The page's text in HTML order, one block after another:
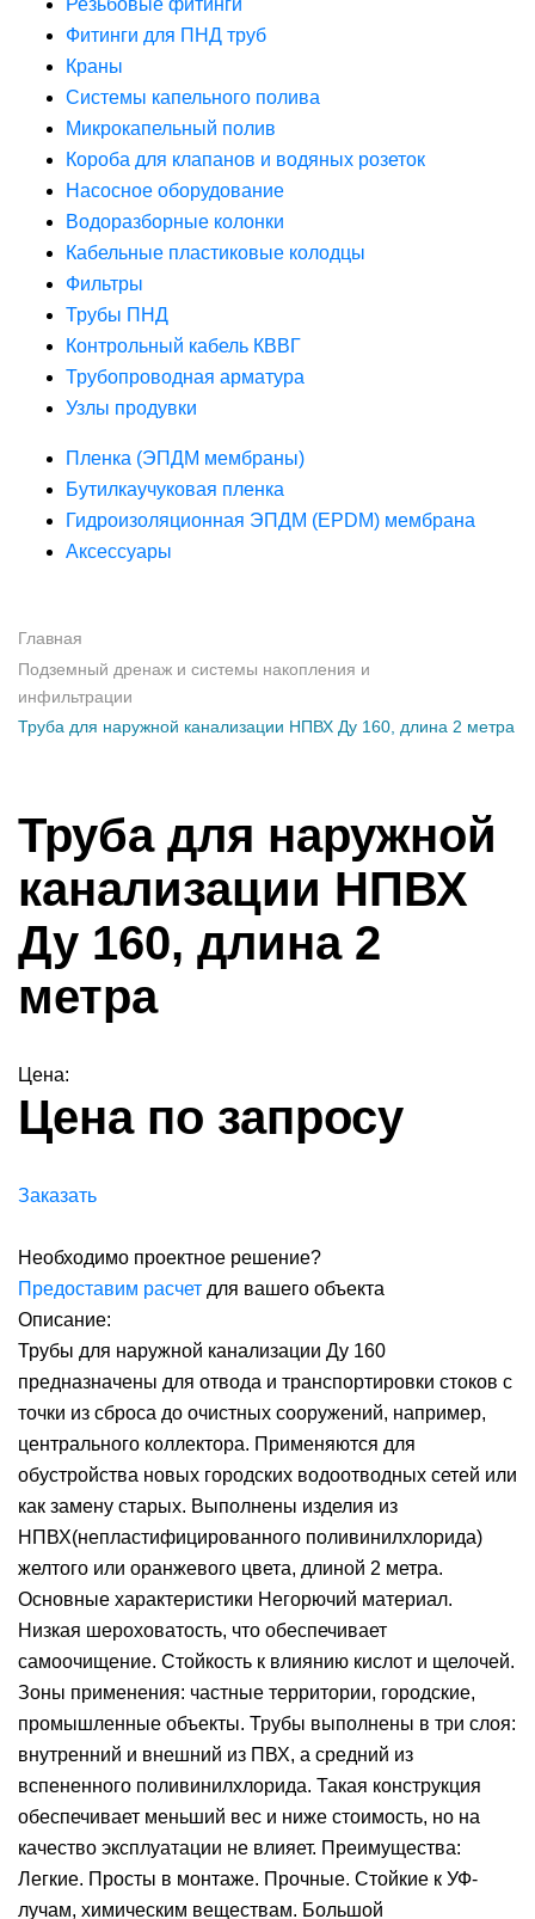
Резьбовые фитинги
Фитинги для ПНД труб
Краны
Системы капельного полива
Микрокапельный полив
Короба для клапанов и водяных розеток
Насосное оборудование
Водоразборные колонки
Кабельные пластиковые колодцы
Фильтры
Трубы ПНД
Контрольный кабель КВВГ
Трубопроводная арматура
Узлы продувки
Пленка (ЭПДМ мембраны)
Бутилкаучуковая пленка
Гидроизоляционная ЭПДМ (EPDM) мембрана
Аксессуары
Главная
Подземный дренаж и системы накопления и
инфильтрации
Труба для наружной канализации НПВХ Ду 160, длина 2 метра
Труба для наружной
канализации НПВХ
Ду 160, длина 2
метра
Цена:
Цена по запросу
Заказать
Необходимо проектное решение?
Предоставим расчет для вашего объекта
Описание:
Трубы для наружной канализации Ду 160
предназначены для отвода и транспортировки стоков с
точки из сброса до очистных сооружений, например,
центрального коллектора. Применяются для
обустройства новых городских водоотводных сетей или
как замену старых. Выполнены изделия из
НПВХ(непластифицированного поливинилхлорида)
желтого или оранжевого цвета, длиной 2 метра.
Основные характеристики Негорючий материал.
Низкая шероховатость, что обеспечивает
самоочищение. Стойкость к влиянию кислот и щелочей.
Зоны применения: частные территории, городские,
промышленные объекты. Трубы выполнены в три слоя:
внутренний и внешний из ПВХ, а средний из
вспененного поливинилхлорида. Такая конструкция
обеспечивает меньший вес и ниже стоимость, но на
качество эксплуатации не влияет. Преимущества:
Легкие. Просты в монтаже. Прочные. Стойкие к УФ-
лучам, химическим веществам. Большой